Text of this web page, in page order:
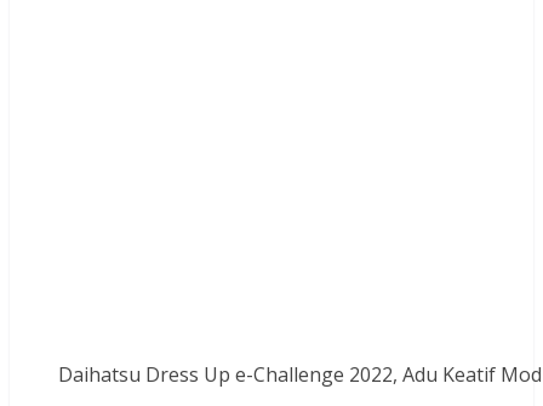
Daihatsu Dress Up e-Challenge 2022, Adu Keatif